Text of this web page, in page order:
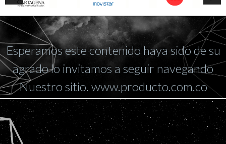
Esperamos este contenido haya sido de su
agrado lo invitamos a seguir navegando
Nuestro sitio. www.producto.com.co